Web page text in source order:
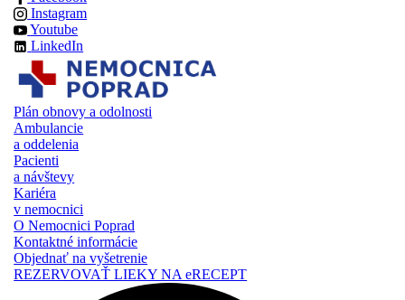
Instagram
Youtube
LinkedIn
Plán obnovy a odolnosti
Ambulancie
a oddelenia
Pacienti
a návštevy
Kariéra
v nemocnici
O Nemocnici Poprad
Kontaktné informácie
Objednať na vyšetrenie
REZERVOVAŤ LIEKY NA eRECEPT